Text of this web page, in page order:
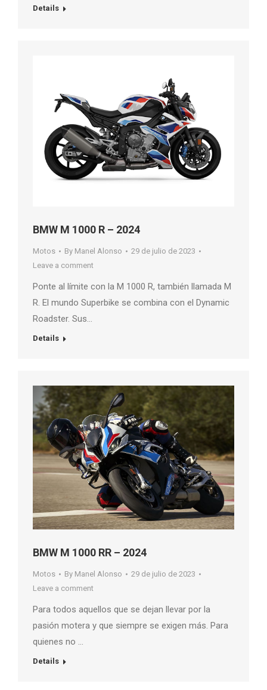
Details
BMW M 1000 R – 2024
Motos By Manel Alonso
29 de julio de 2023
Leave a comment
Ponte al límite con la M 1000 R, también llamada M
R. El mundo Superbike se combina con el Dynamic
Roadster. Sus…
Details
BMW M 1000 RR – 2024
Motos By Manel Alonso
29 de julio de 2023
Leave a comment
Para todos aquellos que se dejan llevar por la
pasión motera y que siempre se exigen más. Para
quienes no …
Details